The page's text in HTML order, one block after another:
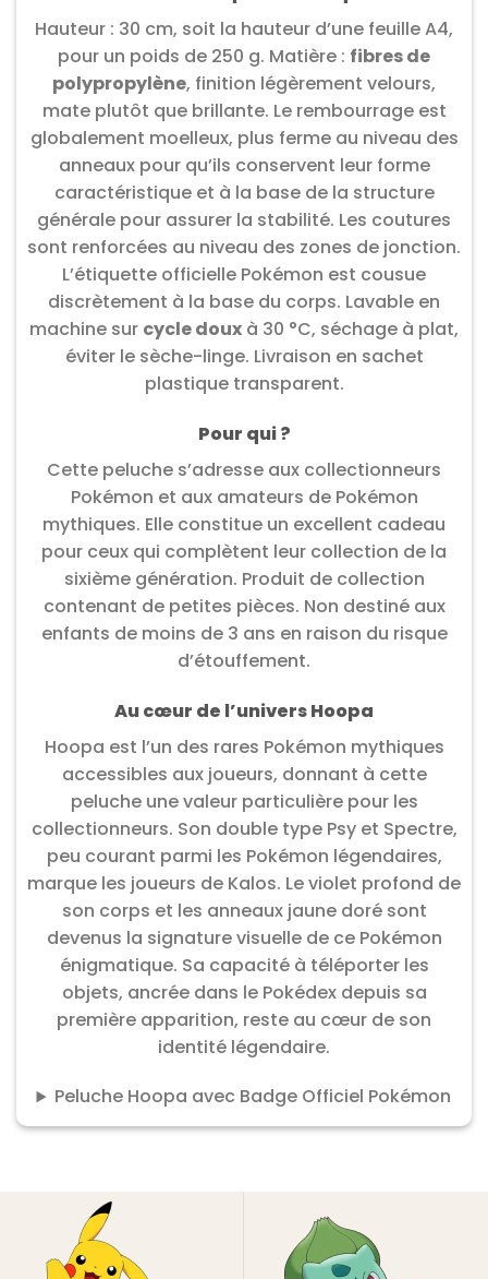
Hauteur : 30 cm, soit la hauteur d’une feuille A4,
pour un poids de 250 g. Matière : fibres de
polypropylène, finition légèrement velours,
mate plutôt que brillante. Le rembourrage est
globalement moelleux, plus ferme au niveau des
anneaux pour qu’ils conservent leur forme
caractéristique et à la base de la structure
générale pour assurer la stabilité. Les coutures
sont renforcées au niveau des zones de jonction.
L’étiquette officielle Pokémon est cousue
discrètement à la base du corps. Lavable en
machine sur cycle doux à 30 °C, séchage à plat,
éviter le sèche-linge. Livraison en sachet
plastique transparent.
Pour qui ?
Cette peluche s’adresse aux collectionneurs
Pokémon et aux amateurs de Pokémon
mythiques. Elle constitue un excellent cadeau
pour ceux qui complètent leur collection de la
sixième génération. Produit de collection
contenant de petites pièces. Non destiné aux
enfants de moins de 3 ans en raison du risque
d’étouffement.
Au cœur de l’univers Hoopa
Hoopa est l’un des rares Pokémon mythiques
accessibles aux joueurs, donnant à cette
peluche une valeur particulière pour les
collectionneurs. Son double type Psy et Spectre,
peu courant parmi les Pokémon légendaires,
marque les joueurs de Kalos. Le violet profond de
son corps et les anneaux jaune doré sont
devenus la signature visuelle de ce Pokémon
énigmatique. Sa capacité à téléporter les
objets, ancrée dans le Pokédex depuis sa
première apparition, reste au cœur de son
identité légendaire.
Peluche Hoopa avec Badge Officiel Pokémon